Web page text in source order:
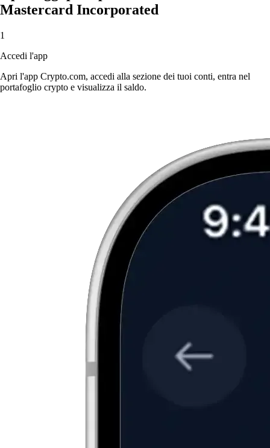
Mastercard Incorporated
1
Accedi l'app
Apri l'app Crypto.com, accedi alla sezione dei tuoi conti, entra nel
portafoglio crypto e visualizza il saldo.